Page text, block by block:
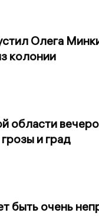
Олега
колонии
области
и град
быть очень